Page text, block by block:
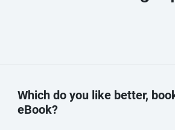
Which do you like better,
eBook?